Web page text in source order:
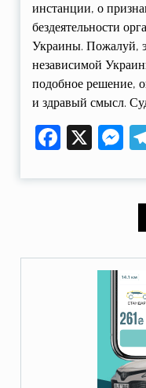
инстанции, о
бездеятельности
Украины. Пожалуй,
независимой
подобное решение,
и здравый смысл.
X